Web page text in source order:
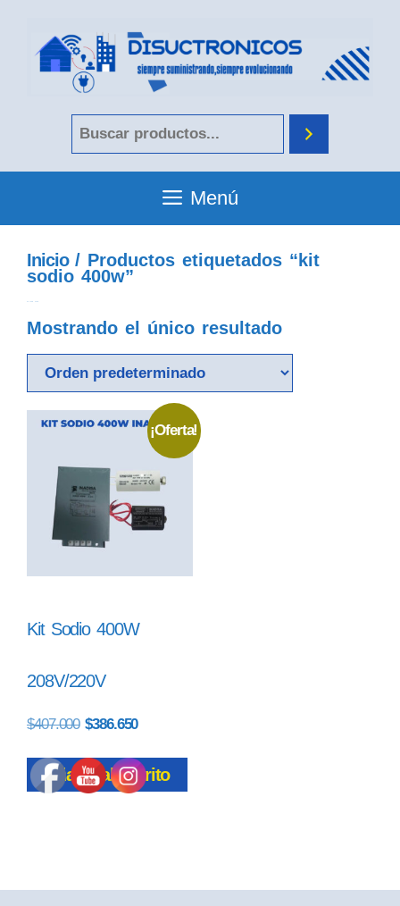
Menú
Inicio/ Productos etiquetados “kit
sodio 400w”
Mostrando el único resultado
¡Oferta!
Kit Sodio 400W
208V/220V
$407.000 $386.650
Añadir al carrito